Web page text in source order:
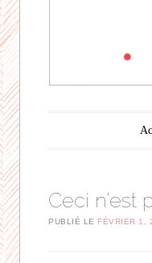
Menu
Aller au contenu
Ceci n’est
PUBLIÉ LE FÉVRIER 1,